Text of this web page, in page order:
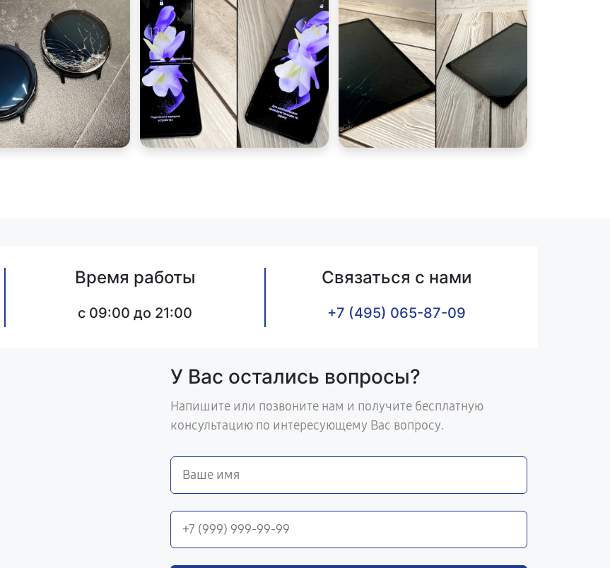
Время работы
c 09:00 до 21:00
Связаться с нами
+7 (495) 065-87-09
У Вас остались вопросы?
Напишите или позвоните нам и получите бесплатную
консультацию по интересующему Вас вопросу.